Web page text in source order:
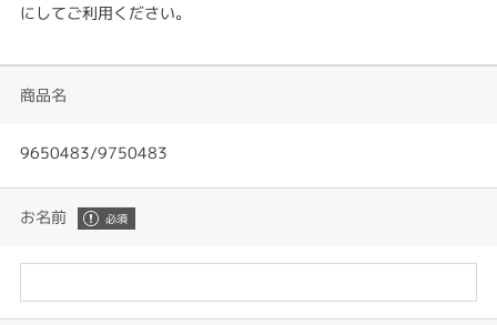
にしてご利用ください。
商品名
9650483/9750483
お名前